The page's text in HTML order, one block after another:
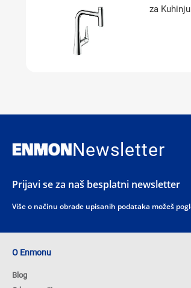
za Kuhinju
Newsletter
Prijavi se za naš besplatni newsletter
Više o načinu obrade upisanih podataka možeš
O Enmonu
Blog